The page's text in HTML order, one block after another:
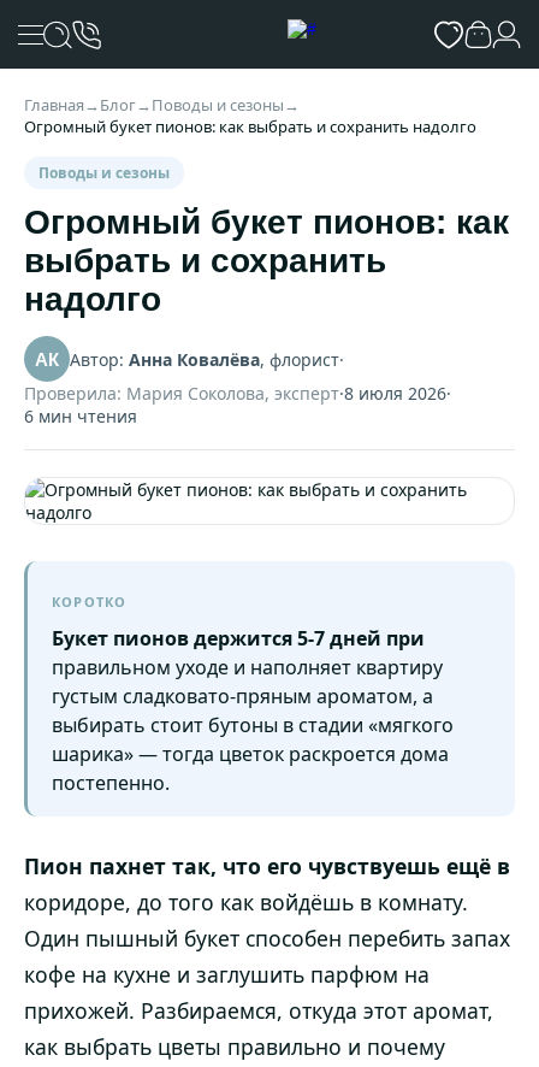
Главная→ Блог→ Поводы и сезоны→
Огромный букет пионов: как выбрать и сохранить надолго
Поводы и сезоны
Огромный букет пионов: как
выбрать и сохранить
надолго
АК Автор: Анна Ковалёва, флорист·
Проверила: Мария Соколова, эксперт·8 июля 2026·
6 мин чтения
КОРОТКО
Букет пионов держится 5-7 дней при
правильном уходе и наполняет квартиру
густым сладковато-пряным ароматом, а
выбирать стоит бутоны в стадии «мягкого
шарика» — тогда цветок раскроется дома
постепенно.
Пион пахнет так, что его чувствуешь ещё в
коридоре, до того как войдёшь в комнату.
Один пышный букет способен перебить запах
кофе на кухне и заглушить парфюм на
прихожей. Разбираемся, откуда этот аромат,
как выбрать цветы правильно и почему